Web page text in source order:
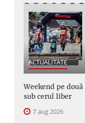
ACTUALITATE
Weekend pe
sub cerul liber
7 aug 2026